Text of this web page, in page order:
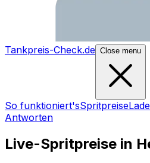
Tankpreis-Check.de Close menu
So funktioniert'sSpritpreise
Antworten
Live-Spritpreise in